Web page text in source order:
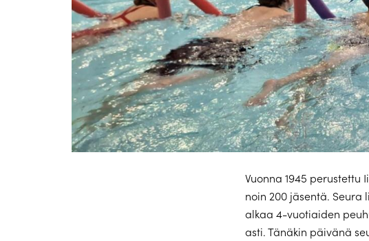
Vuonna 1945 perustettu
noin 200 jäsentä. Seura
alkaa 4-vuotiaiden
asti. Tänäkin päivänä